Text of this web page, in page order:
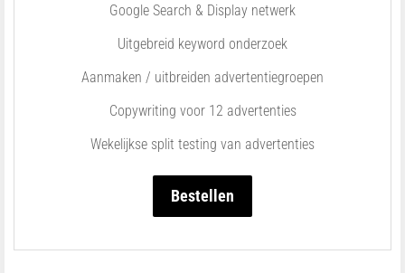
Google Search & Display netwerk
Uitgebreid keyword onderzoek
Aanmaken / uitbreiden advertentiegroepen
Copywriting voor 12 advertenties
Wekelijkse split testing van advertenties
Bestellen